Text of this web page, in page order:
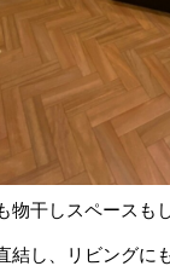
物干しスペースも
結し、リビングに